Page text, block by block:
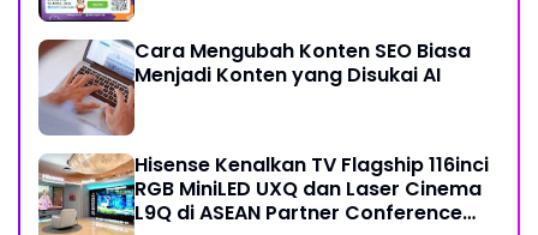
Cara Mengubah Konten SEO Biasa
Menjadi Konten yang Disukai AI
Hisense Kenalkan TV Flagship 116inci
RGB MiniLED UXQ dan Laser Cinema
L9Q di ASEAN Partner Conference